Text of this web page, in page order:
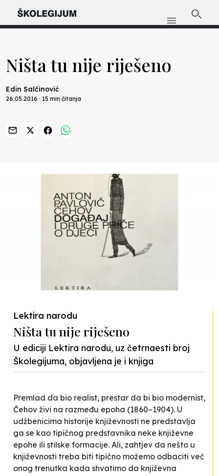
Ništa tu nije riješeno
Edin Salčinović
26.05.2016 · 15 min čitanja
Lektira narodu
Ništa tu nije riješeno
U ediciji Lektira narodu, uz četrnaesti broj
Školegijuma, objavljena je i knjiga
Premlad da bio realist, prestar da bi bio modernist,
Čehov živi na razmeđu epoha (1860–1904). U
udžbenicima historije književnosti ne predstavlja
ga se kao tipičnog predstavnika neke književne
epohe ili stilske formacije. Ali, zahtjev da nešto u
književnosti treba biti tipično možemo odbaciti već
onog trenutka kada shvatimo da književna